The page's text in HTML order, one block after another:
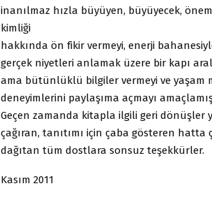
inanılmaz hızla büyüyen, büyüyecek,
kimliği
hakkında ön fikir vermeyi, enerji
gerçek niyetleri anlamak üzere bir kapı
ama bütünlüklü bilgiler vermeyi ve yaşam
deneyimlerini paylaşıma açmayı
Geçen zamanda kitapla ilgili geri dönüşler
çağıran, tanıtımı için çaba gösteren
dağıtan tüm dostlara sonsuz teşekkürler.
Kasım 2011